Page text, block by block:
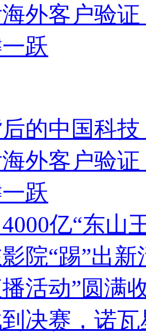
外客户验
跃
的中国科
外客户验
跃
亿“东山
院“踢”出
活动”圆满
决赛，诺